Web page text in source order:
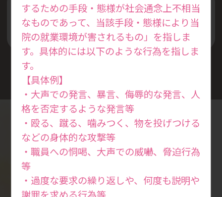
するための手段・態様が社会通念上不相当
なものであって、当該手段・態様により当
院の就業環境が害されるもの」を指しま
す。具体的には以下のような行為を指しま
す。
【具体例】
・大声での発言、暴言、侮辱的な発言、人
格を否定するような発言等
・殴る、蹴る、噛みつく、物を投げつける
などの身体的な攻撃等
・職員への恫喝、大声での威嚇、脅迫行為
等
・過度な要求の繰り返しや、何度も説明や
丁寧な説明と安全な診察を
心掛けています
診療案内
Medical